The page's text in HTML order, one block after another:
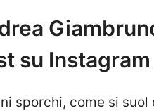
su Instagram
sporchi, come si